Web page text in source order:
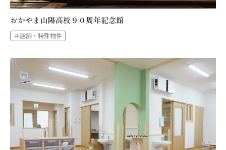
おかやま山陽高校９０周年記念館
＃店舗・特殊物件